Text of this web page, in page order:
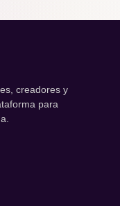
creadores y
para